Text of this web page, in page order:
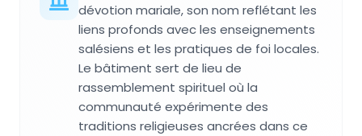
dévotion mariale, son nom reflétant les
liens profonds avec les enseignements
salésiens et les pratiques de foi locales.
Le bâtiment sert de lieu de
rassemblement spirituel où la
communauté expérimente des
traditions religieuses ancrées dans ce